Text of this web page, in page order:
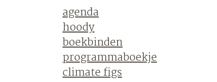
agenda
hoody
boekbinden
programmaboekje
climate figs